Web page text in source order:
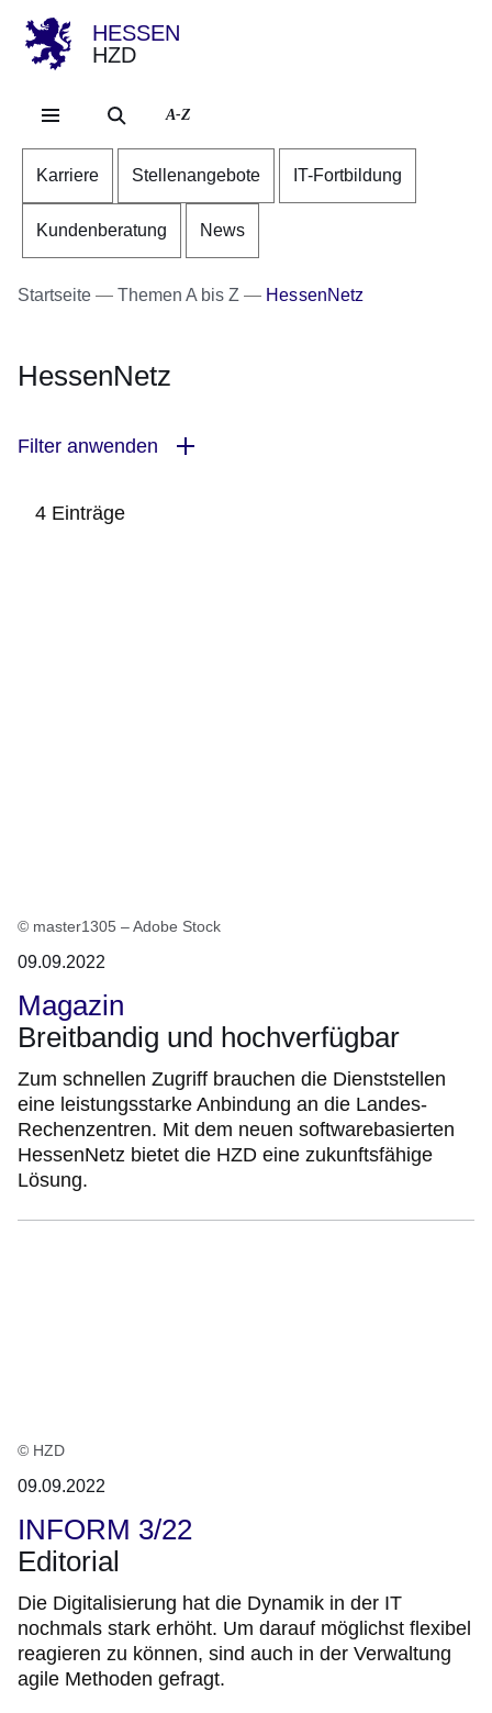
HESSEN
HZD
A-Z
Karriere Stellenangebote IT-Fortbildung
Kundenberatung News
Startseite Themen A bis Z HessenNetz
HessenNetz
Filter anwenden
4 Einträge
© master1305 – Adobe Stock
09.09.2022
Magazin
Breitbandig und hochverfügbar
Zum schnellen Zugriff brauchen die Dienststellen
eine leistungsstarke Anbindung an die Landes-
Rechenzentren. Mit dem neuen softwarebasierten
HessenNetz bietet die HZD eine zukunftsfähige
Lösung.
© HZD
09.09.2022
INFORM 3/22
Editorial
Die Digitalisierung hat die Dynamik in der IT
nochmals stark erhöht. Um darauf möglichst flexibel
reagieren zu können, sind auch in der Verwaltung
agile Methoden gefragt.